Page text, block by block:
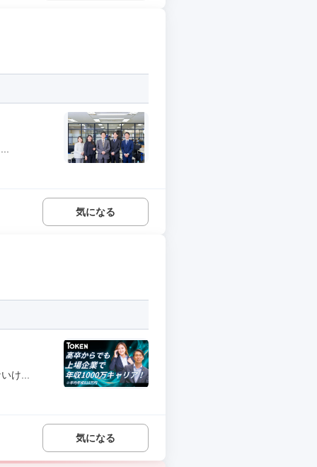
気になる
け...
気になる